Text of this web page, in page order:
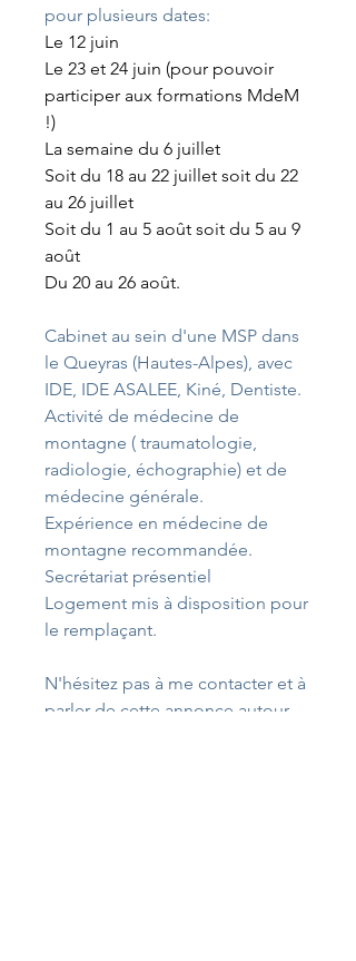
pour plusieurs dates:
Le 12 juin
Le 23 et 24 juin (pour pouvoir
participer aux formations MdeM
!)
La semaine du 6 juillet
Soit du 18 au 22 juillet soit du 22
au 26 juillet
Soit du 1 au 5 août soit du 5 au 9
août
Du 20 au 26 août.
Cabinet au sein d'une MSP dans
le Queyras (Hautes-Alpes), avec
IDE, IDE ASALEE, Kiné, Dentiste.
Activité de médecine de
montagne ( traumatologie,
radiologie, échographie) et de
médecine générale.
Expérience en médecine de
montagne recommandée.
Secrétariat présentiel
Logement mis à disposition pour
le remplaçant.
N'hésitez pas à me contacter et à
parler de cette annonce autour